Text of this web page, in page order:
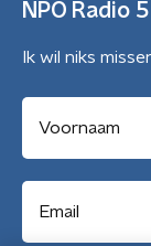
NPO Radio
Ik wil niks